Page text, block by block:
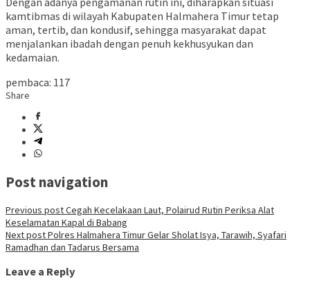
kamtibmas di wilayah Kabupaten Halmahera Timur tetap
aman, tertib, dan kondusif, sehingga masyarakat dapat
menjalankan ibadah dengan penuh kekhusyukan dan
kedamaian.
pembaca: 117
Share
Post navigation
Previous postCegah Kecelakaan Laut, Polairud Rutin Periksa Alat
Keselamatan Kapal di Babang
Next postPolres Halmahera Timur Gelar Sholat Isya, Tarawih, Syafari
Ramadhan dan Tadarus Bersama
Leave a Reply